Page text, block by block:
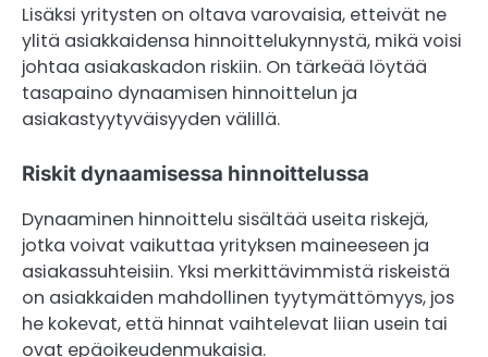
Lisäksi yritysten on oltava varovaisia, etteivät ne
ylitä asiakkaidensa hinnoittelukynnystä, mikä voisi
johtaa asiakaskadon riskiin. On tärkeää löytää
tasapaino dynaamisen hinnoittelun ja
asiakastyytyväisyyden välillä.
Riskit dynaamisessa hinnoittelussa
Dynaaminen hinnoittelu sisältää useita riskejä,
jotka voivat vaikuttaa yrityksen maineeseen ja
asiakassuhteisiin. Yksi merkittävimmistä riskeistä
on asiakkaiden mahdollinen tyytymättömyys, jos
he kokevat, että hinnat vaihtelevat liian usein tai
ovat epäoikeudenmukaisia.